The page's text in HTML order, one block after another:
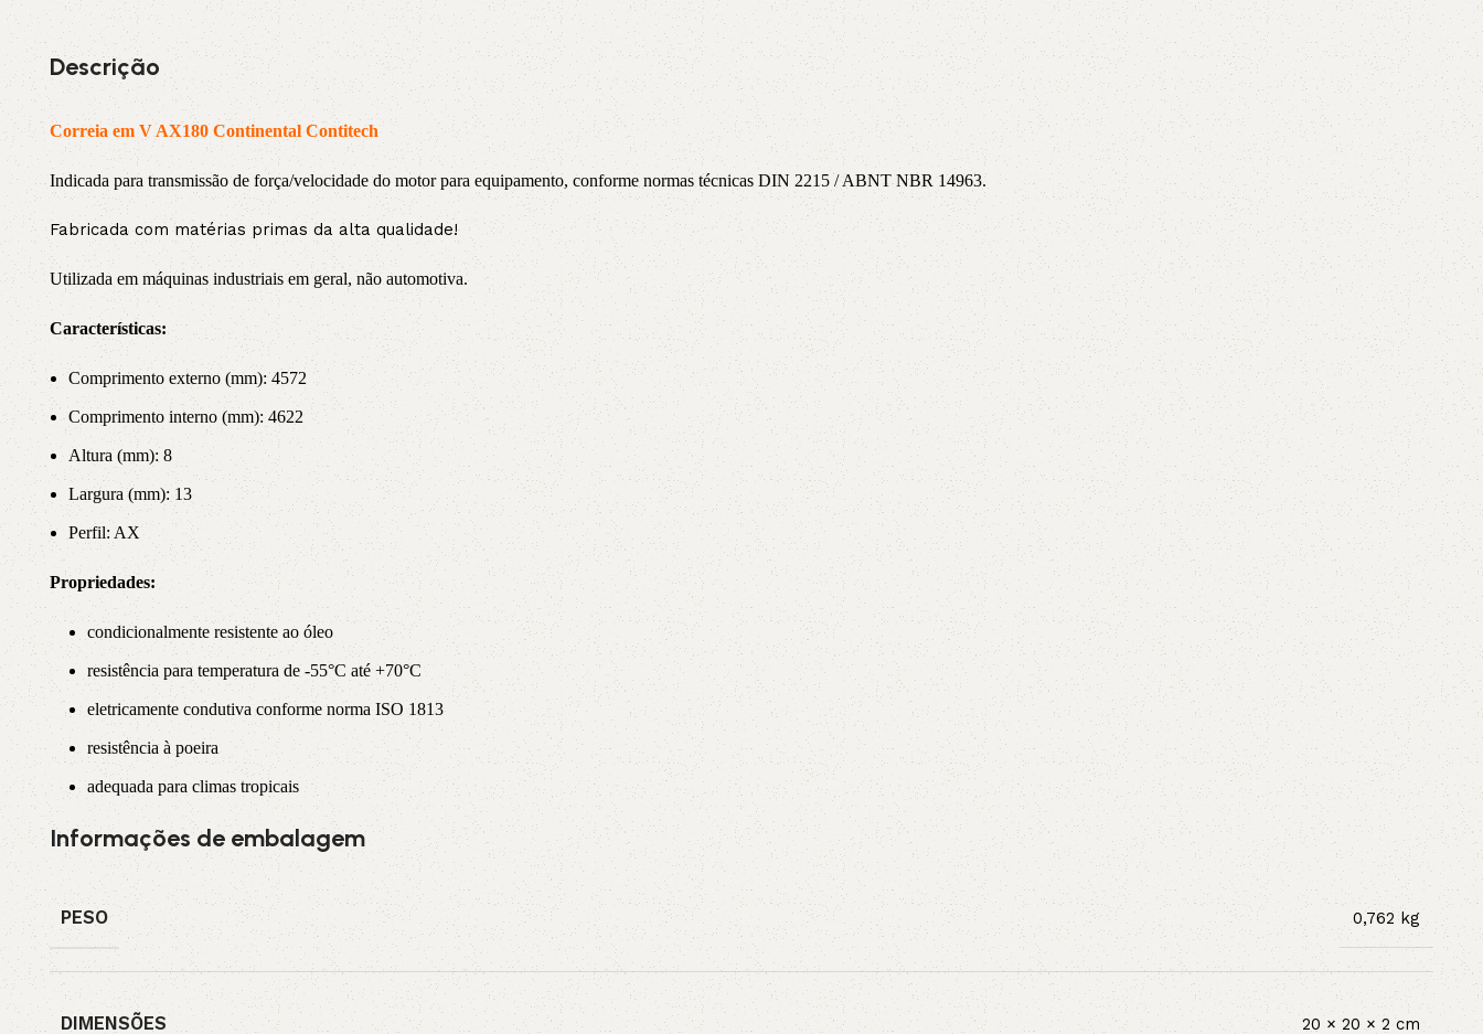
Descrição
Correia em V AX180 Continental Contitech
Indicada para transmissão de força/velocidade do motor para equipamento, conforme normas técnicas DIN 2215 / ABNT NBR 14963.
Fabricada com matérias primas da alta qualidade!
Utilizada em máquinas industriais em geral, não automotiva.
Características:
Comprimento externo (mm): 4572
Comprimento interno (mm): 4622
Altura (mm): 8
Largura (mm): 13
Perfil: AX
Propriedades:
condicionalmente resistente ao óleo
resistência para temperatura de -55°C até +70°C
eletricamente condutiva conforme norma ISO 1813
resistência à poeira
adequada para climas tropicais
Informações de embalagem
PESO 0,762 kg
DIMENSÕES 20 × 20 × 2 cm